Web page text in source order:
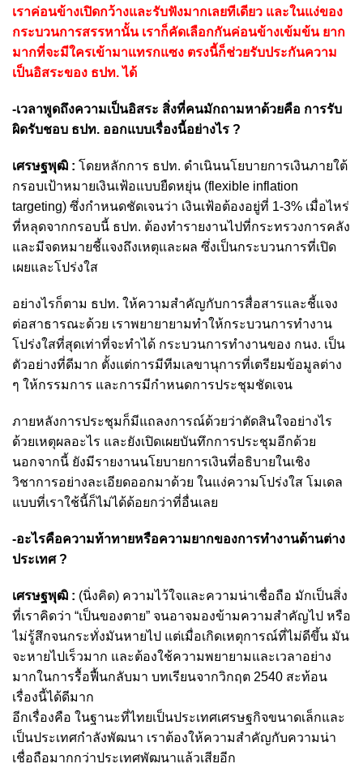
เราค่อนข้างเปิดกว้างและรับฟังมากเลยทีเดียว และในแง่ของ
กระบวนการสรรหานั้น เราก็คัดเลือกกันค่อนข้างเข้มข้น ยาก
มากที่จะมีใครเข้ามาแทรกแซง ตรงนี้ก็ช่วยรับประกันความ
เป็นอิสระของ ธปท. ได้
-เวลาพูดถึงความเป็นอิสระ สิ่งที่คนมักถามหาด้วยคือ การรับ
ผิดรับชอบ ธปท. ออกแบบเรื่องนี้อย่างไร ?
เศรษฐพุฒิ : โดยหลักการ ธปท. ดำเนินนโยบายการเงินภายใต้
กรอบเป้าหมายเงินเฟ้อแบบยืดหยุ่น (flexible inflation
targeting) ซึ่งกำหนดชัดเจนว่า เงินเฟ้อต้องอยู่ที่ 1-3% เมื่อไหร่
ที่หลุดจากกรอบนี้ ธปท. ต้องทำรายงานไปที่กระทรวงการคลัง
และมีจดหมายชี้แจงถึงเหตุและผล ซึ่งเป็นกระบวนการที่เปิด
เผยและโปร่งใส
อย่างไรก็ตาม ธปท. ให้ความสำคัญกับการสื่อสารและชี้แจง
ต่อสาธารณะด้วย เราพยายายามทำให้กระบวนการทำงาน
โปร่งใสที่สุดเท่าที่จะทำได้ กระบวนการทำงานของ กนง. เป็น
ตัวอย่างที่ดีมาก ตั้งแต่การมีทีมเลขานุการที่เตรียมข้อมูลต่าง
ๆ ให้กรรมการ และการมีกำหนดการประชุมชัดเจน
ภายหลังการประชุมก็มีแถลงการณ์ด้วยว่าตัดสินใจอย่างไร
ด้วยเหตุผลอะไร และยังเปิดเผยบันทึกการประชุมอีกด้วย
นอกจากนี้ ยังมีรายงานนโยบายการเงินที่อธิบายในเชิง
วิชาการอย่างละเอียดออกมาด้วย ในแง่ความโปร่งใส โมเดล
แบบที่เราใช้นี้ก็ไม่ได้ด้อยกว่าที่อื่นเลย
-อะไรคือความท้าทายหรือความยากของการทำงานด้านต่าง
ประเทศ ?
เศรษฐพุฒิ : (นิ่งคิด) ความไว้ใจและความน่าเชื่อถือ มักเป็นสิ่ง
ที่เราคิดว่า “เป็นของตาย” จนอาจมองข้ามความสำคัญไป หรือ
ไม่รู้สึกจนกระทั่งมันหายไป แต่เมื่อเกิดเหตุการณ์ที่ไม่ดีขึ้น มัน
จะหายไปเร็วมาก และต้องใช้ความพยายามและเวลาอย่าง
มากในการรื้อฟื้นกลับมา บทเรียนจากวิกฤต 2540 สะท้อน
เรื่องนี้ได้ดีมาก
อีกเรื่องคือ ในฐานะที่ไทยเป็นประเทศเศรษฐกิจขนาดเล็กและ
เป็นประเทศกำลังพัฒนา เราต้องให้ความสำคัญกับความน่า
เชื่อถือมากกว่าประเทศพัฒนาแล้วเสียอีก